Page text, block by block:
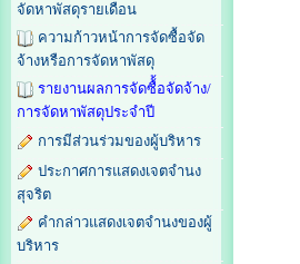
จัดหาพัสดุรายเดือน
ความก้าวหน้าการจัดซื้อจัด
จ้างหรือการจัดหาพัสดุ
รายงานผลการจัดซื้้อจัดจ้าง/
การจัดหาพัสดุประจำปี
การมีส่วนร่วมของผู้บริหาร
ประกาศการแสดงเจตจำนง
สุจริต
คำกล่าวแสดงเจตจำนงของผู้
บริหาร